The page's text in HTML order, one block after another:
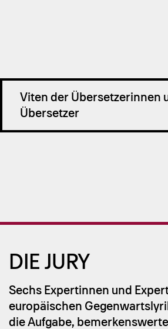
Viten der Übersetzerinnen
Übersetzer
DIE JURY
Sechs Expertinnen und
europäischen
die Aufgabe,